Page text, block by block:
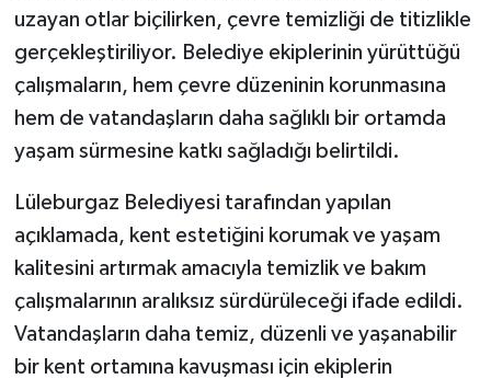
uzayan otlar biçilirken, çevre temizliği de titizlikle
gerçekleştiriliyor. Belediye ekiplerinin yürüttüğü
çalışmaların, hem çevre düzeninin korunmasına
hem de vatandaşların daha sağlıklı bir ortamda
yaşam sürmesine katkı sağladığı belirtildi.
Lüleburgaz Belediyesi tarafından yapılan
açıklamada, kent estetiğini korumak ve yaşam
kalitesini artırmak amacıyla temizlik ve bakım
çalışmalarının aralıksız sürdürüleceği ifade edildi.
Vatandaşların daha temiz, düzenli ve yaşanabilir
bir kent ortamına kavuşması için ekiplerin